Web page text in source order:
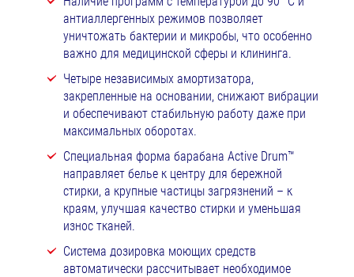
антиаллергенных режимов позволяет
уничтожать бактерии и микробы, что особенно
важно для медицинской сферы и клининга.
Четыре независимых амортизатора,
закрепленные на основании, снижают вибрации
и обеспечивают стабильную работу даже при
максимальных оборотах.
Специальная форма барабана Active Drum™
направляет белье к центру для бережной
стирки, а крупные частицы загрязнений – к
краям, улучшая качество стирки и уменьшая
износ тканей.
Система дозировка моющих средств
автоматически рассчитывает необходимое